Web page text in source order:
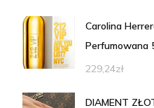
Carolina
Perfumowana
229,24zł
DIAMENT